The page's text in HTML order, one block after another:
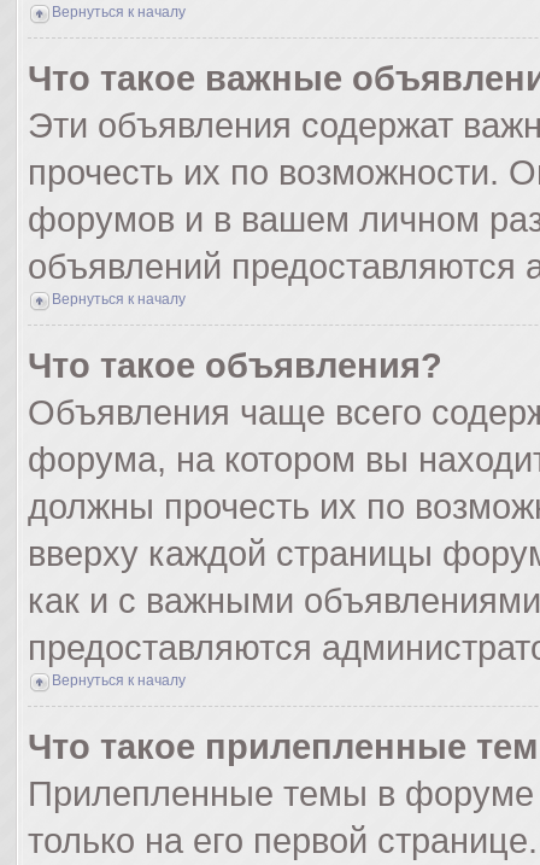
Вернуться к началу
Что такое важные
Эти объявления содержат
прочесть их по возможности.
форумов и в вашем личном
объявлений
Вернуться к началу
Что такое объявления?
Объявления чаще всего
форума, на котором вы
должны прочесть их по
вверху каждой страницы
как и с важными
предоставляются
Вернуться к началу
Что такое прилепленные
Прилепленные темы в форуме
только на его первой